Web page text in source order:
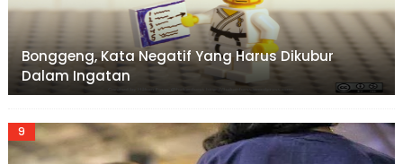
Bonggeng, Kata Negatif Yang Harus Dikubur
Dalam Ingatan